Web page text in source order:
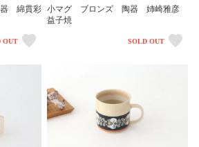
綿貫彩
OUT
小マグ ブロンズ 陶器 姉崎雅彦
益子焼
SOLD OUT